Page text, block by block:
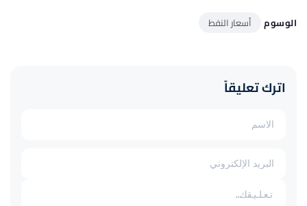
الوسوم أسعار النفط
اترك تعليقاً